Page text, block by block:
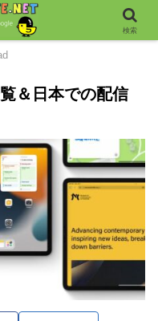
＆日本での配信
検索